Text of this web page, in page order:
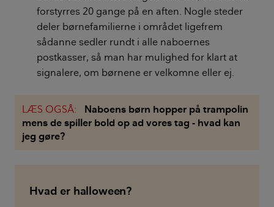
forstyrres 20 gange på en aften. Nogle steder
deler børnefamilierne i området ligefrem
sådanne sedler rundt i alle naboernes
postkasser, så man har mulighed for klart at
signalere, om børnene er velkomne eller ej.
LÆS OGSÅ:
Naboens børn hopper på trampolin
mens de spiller bold op ad vores tag - hvad kan
jeg gøre?
Hvad er halloween?